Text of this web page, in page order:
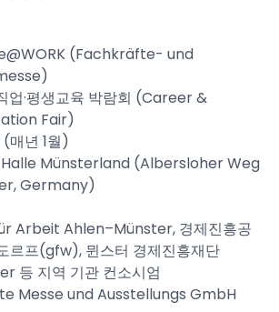
(Fachkräfte- und
업·평생교육 박람회 (Career &
Fair)
매년 1월)
Halle Münsterland (Albersloher Weg
Germany)
Arbeit Ahlen–Münster, 경제진흥공
르프(gfw), 뮌스터 경제진흥재단
등 지역 기관 컨소시엄
Messe und Ausstellungs GmbH